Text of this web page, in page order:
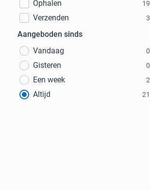
Ophalen
19
Verzenden 3
Aangeboden sinds
Vandaag
0
Gisteren 0
Een week 2
Altijd 21